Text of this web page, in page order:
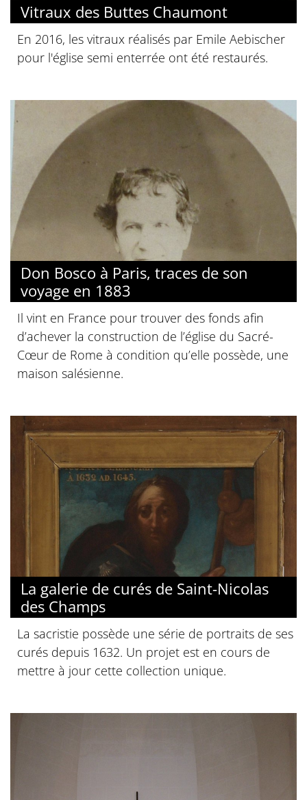
Vitraux des Buttes Chaumont
En 2016, les vitraux réalisés par Emile Aebischer
pour l'église semi enterrée ont été restaurés.
Don Bosco à Paris, traces de son
voyage en 1883
Il vint en France pour trouver des fonds afin
d’achever la construction de l’église du Sacré-
Cœur de Rome à condition qu’elle possède, une
maison salésienne.
La galerie de curés de Saint-Nicolas
des Champs
La sacristie possède une série de portraits de ses
curés depuis 1632. Un projet est en cours de
mettre à jour cette collection unique.